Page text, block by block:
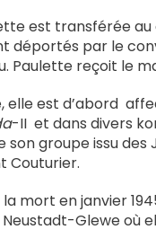
est transférée
déportés par le
Paulette reçoit le
elle est d’abord
-II et dans divers
son groupe issu
Couturier.
mort en janvier
Glewe où